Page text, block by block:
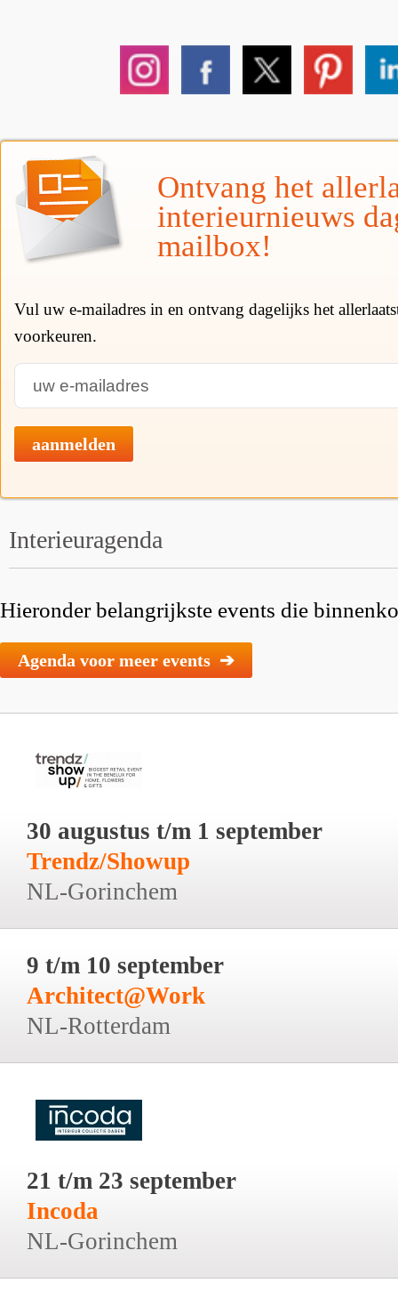
Ontvang het
interieurnieuws
mailbox!
Vul uw e-mailadres in en ontvang dagelijks het
voorkeuren.
aanmelden
Interieuragenda
Hieronder belangrijkste events die
Agenda voor meer events ➔
30 augustus t/m 1 september
Trendz/Showup
NL-Gorinchem
9 t/m 10 september
Architect@Work
NL-Rotterdam
21 t/m 23 september
Incoda
NL-Gorinchem